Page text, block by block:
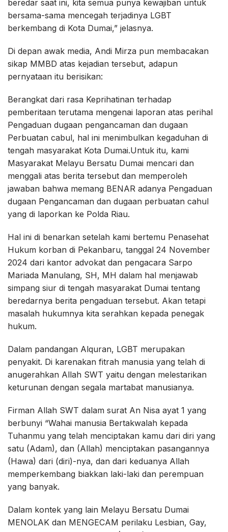
beredar saat ini, kita semua punya kewajiban untuk
bersama-sama mencegah terjadinya LGBT
berkembang di Kota Dumai,” jelasnya.
Di depan awak media, Andi Mirza pun membacakan
sikap MMBD atas kejadian tersebut, adapun
pernyataan itu berisikan:
Berangkat dari rasa Keprihatinan terhadap
pemberitaan terutama mengenai laporan atas perihal
Pengaduan dugaan pengancaman dan dugaan
Perbuatan cabul, hal ini menimbulkan kegaduhan di
tengah masyarakat Kota Dumai.Untuk itu, kami
Masyarakat Melayu Bersatu Dumai mencari dan
menggali atas berita tersebut dan memperoleh
jawaban bahwa memang BENAR adanya Pengaduan
dugaan Pengancaman dan dugaan perbuatan cahul
yang di laporkan ke Polda Riau.
Hal ini di benarkan setelah kami bertemu Penasehat
Hukum korban di Pekanbaru, tanggal 24 November
2024 dari kantor advokat dan pengacara Sarpo
Mariada Manulang, SH, MH dalam hal menjawab
simpang siur di tengah masyarakat Dumai tentang
beredarnya berita pengaduan tersebut. Akan tetapi
masalah hukumnya kita serahkan kepada penegak
hukum.
Dalam pandangan Alquran, LGBT merupakan
penyakit. Di karenakan fitrah manusia yang telah di
anugerahkan Allah SWT yaitu dengan melestarikan
keturunan dengan segala martabat manusianya.
Firman Allah SWT dalam surat An Nisa ayat 1 yang
berbunyi “Wahai manusia Bertakwalah kepada
Tuhanmu yang telah menciptakan kamu dari diri yang
satu (Adam), dan (Allah) menciptakan pasangannya
(Hawa) dari (diri)-nya, dan dari keduanya Allah
memperkembang biakkan laki-laki dan perempuan
yang banyak.
Dalam kontek yang lain Melayu Bersatu Dumai
MENOLAK dan MENGECAM perilaku Lesbian, Gay,